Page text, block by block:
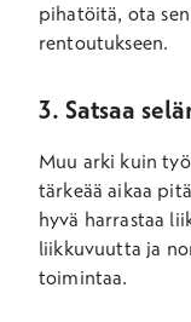
pihatöitä, ota
rentoutukseen.
3. Satsaa
Muu arki kuin
tärkeää aikaa
hyvä harrastaa
liikkuvuutta ja
toimintaa.